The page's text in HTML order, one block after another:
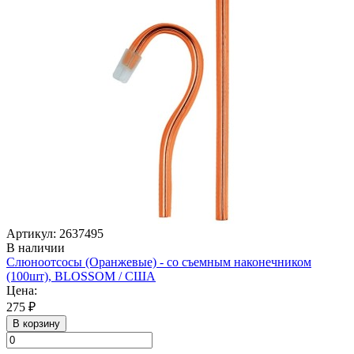
Артикул: 2637495
В наличии
Слюноотсосы (Оранжевые) - со съемным наконечником
(100шт), BLOSSOM / США
Цена:
275 ₽
В корзину